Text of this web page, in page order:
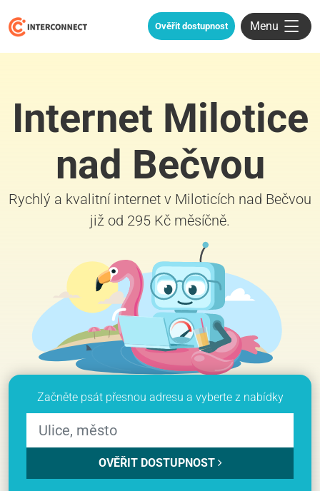
Ověřit dostupnost Menu
Internet Milotice
nad Bečvou
Rychlý a kvalitní internet v Miloticích nad Bečvou
již od 295 Kč měsíčně.
Začněte psát přesnou adresu a vyberte z nabídky
OVĚŘIT DOSTUPNOST